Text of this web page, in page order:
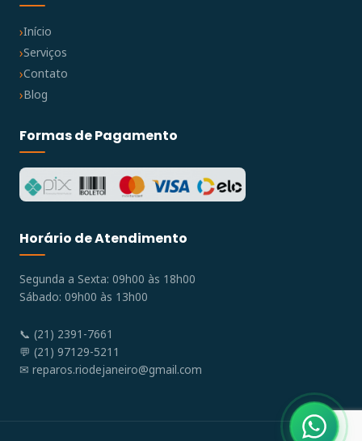
Início
Serviços
Contato
Blog
Formas de Pagamento
Horário de Atendimento
Segunda a Sexta: 09h00 às 18h00
Sábado: 09h00 às 13h00
📞 (21) 2391-7661
💬 (21) 97129-5211
✉ reparos.riodejaneiro@gmail.com